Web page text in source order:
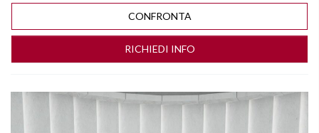
CONFRONTA
RICHIEDI INFO
Vedi dettagli